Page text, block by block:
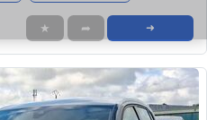
★ ➦ ➜